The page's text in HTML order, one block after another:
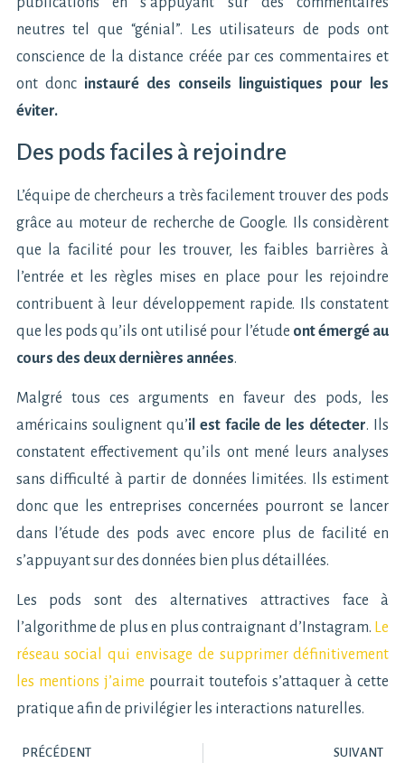
neutres tel que “génial”. Les utilisateurs de pods ont
conscience de la distance créée par ces commentaires et
ont donc instauré des conseils linguistiques pour les
éviter.
Des pods faciles à rejoindre
L’équipe de chercheurs a très facilement trouver des pods
grâce au moteur de recherche de Google. Ils considèrent
que la facilité pour les trouver, les faibles barrières à
l’entrée et les règles mises en place pour les rejoindre
contribuent à leur développement rapide. Ils constatent
que les pods qu’ils ont utilisé pour l’étude ont émergé au
cours des deux dernières années.
Malgré tous ces arguments en faveur des pods, les
américains soulignent qu’il est facile de les détecter. Ils
constatent effectivement qu’ils ont mené leurs analyses
sans difficulté à partir de données limitées. Ils estiment
donc que les entreprises concernées pourront se lancer
dans l’étude des pods avec encore plus de facilité en
s’appuyant sur des données bien plus détaillées.
Les pods sont des alternatives attractives face à
l’algorithme de plus en plus contraignant d’Instagram. Le
réseau social qui envisage de supprimer définitivement
les mentions j’aime pourrait toutefois s’attaquer à cette
pratique afin de privilégier les interactions naturelles.
PRÉCÉDENT SUIVANT